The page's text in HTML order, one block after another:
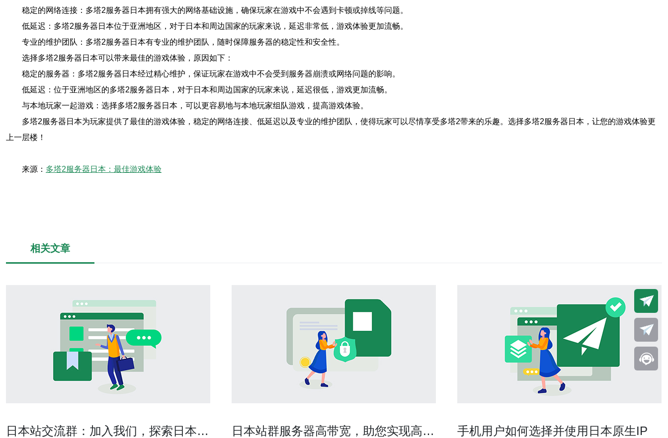
稳定的网络连接：多塔2服务器日本拥有强大的网络基础设施，确保玩家在游戏中不会遇到卡顿或掉线等问题。
低延迟：多塔2服务器日本位于亚洲地区，对于日本和周边国家的玩家来说，延迟非常低，游戏体验更加流畅。
专业的维护团队：多塔2服务器日本有专业的维护团队，随时保障服务器的稳定性和安全性。
选择多塔2服务器日本可以带来最佳的游戏体验，原因如下：
稳定的服务器：多塔2服务器日本经过精心维护，保证玩家在游戏中不会受到服务器崩溃或网络问题的影响。
低延迟：位于亚洲地区的多塔2服务器日本，对于日本和周边国家的玩家来说，延迟很低，游戏更加流畅。
与本地玩家一起游戏：选择多塔2服务器日本，可以更容易地与本地玩家组队游戏，提高游戏体验。
多塔2服务器日本为玩家提供了最佳的游戏体验，稳定的网络连接、低延迟以及专业的维护团队，使得玩家可以尽情享受多塔2带来的乐趣。选择多塔2服务器日本，让您的游戏体验更
上一层楼！
来源： 多塔2服务器日本：最佳游戏体验
相关文章
日本站交流群：加入我们，探索日本文
日本站群服务器高带宽，助您实现高速
手机用户如何选择并使用日本原生IP